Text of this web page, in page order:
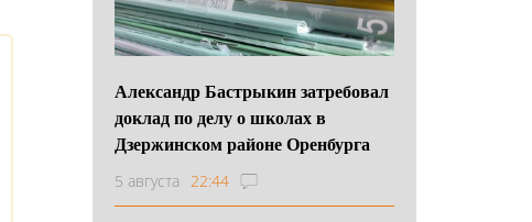
Александр Бастрыкин затребовал
доклад по делу о школах в
Дзержинском районе Оренбурга
5 августа 22:44